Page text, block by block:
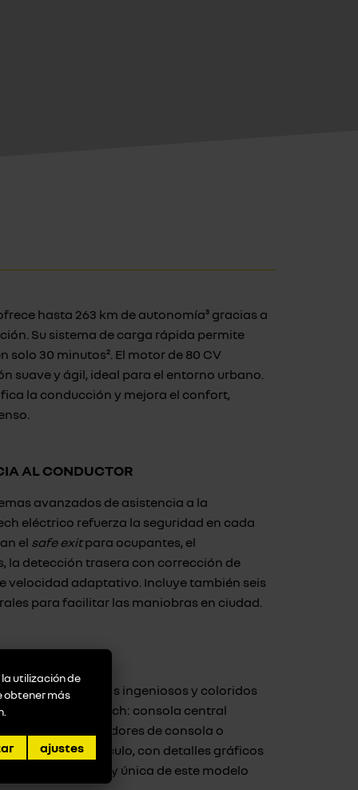
hasta 263 km de autonomía³ gracias a
Su sistema de carga rápida permite
solo 30 minutos². El motor de 80 CV
suave y ágil, ideal para el entorno urbano.
la conducción y mejora el confort,
AL CONDUCTOR
avanzados de asistencia a la
eléctrico refuerza la seguridad en cada
el safe exitpara ocupantes, el
la detección trasera con corrección de
velocidad adaptativo. Incluye también seis
para facilitar las maniobras en ciudad.
de accesorios ingeniosos y coloridos
del Twingo E-Tech: consola central
plegable, separadores de consola o
Su habitáculo, con detalles gráficos
divertida y única de este modelo
utilización de
obtener más
ajustes